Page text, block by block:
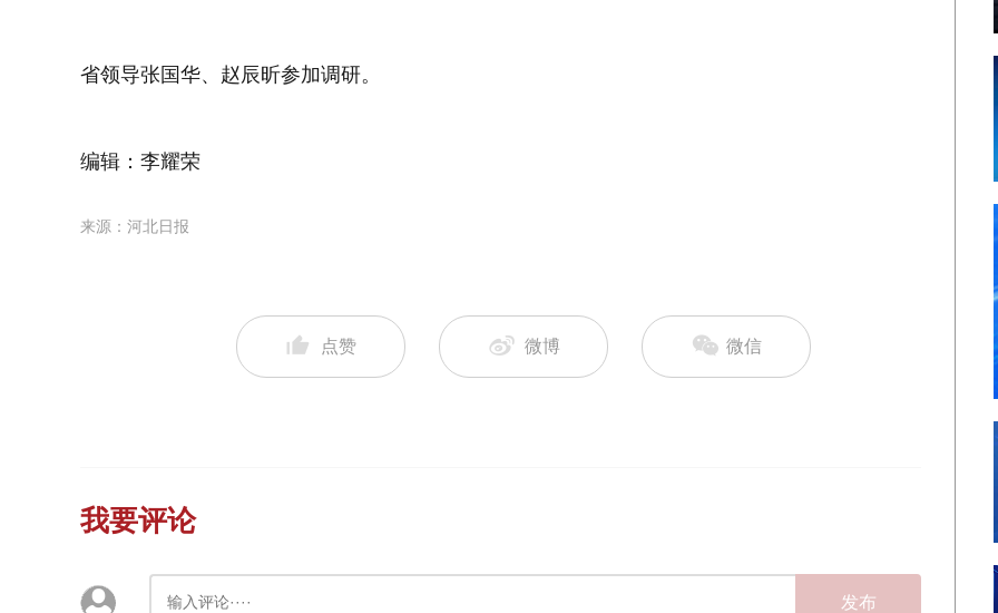
省领导张国华、赵辰昕参加调研。
编辑：李耀荣
来源：河北日报
点赞 微博 微信
我要评论
发布